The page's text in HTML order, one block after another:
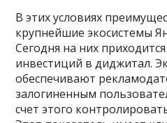
В этих условиях
крупнейшие экосистемы
Сегодня на них
инвестиций в диджитал.
обеспечивают
залогиненным
счет этого